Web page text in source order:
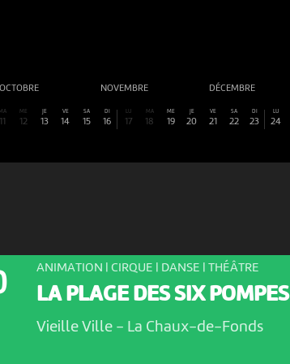
OCTOBRE NOVEMBRE DÉCEMBRE
MA
11
ME
12
JE
13
VE
14
SA
15
DI
16
LU
17
MA
18
ME
19
JE
20
VE
21
SA
22
DI
23
LU
24
ANIMATION | CIRQUE | DANSE | THÉÂTRE
LA PLAGE DES SIX POMPES
Vieille Ville - La Chaux-de-Fonds